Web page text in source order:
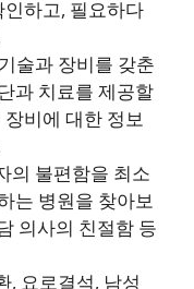
하고, 필요하다
술과 장비를 갖춘
과 치료를 제공할
비에 대한 정보
의 불편함을 최소
는 병원을 찾아보
의사의 친절함 등
, 요로결석, 남성